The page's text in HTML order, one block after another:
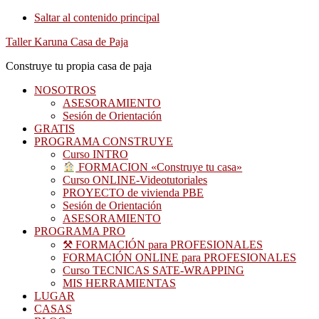
Saltar al contenido principal
Taller Karuna Casa de Paja
Construye tu propia casa de paja
NOSOTROS
ASESORAMIENTO
Sesión de Orientación
GRATIS
PROGRAMA CONSTRUYE
Curso INTRO
FORMACION «Construye tu casa»
Curso ONLINE-Videotutoriales
PROYECTO de vivienda PBE
Sesión de Orientación
ASESORAMIENTO
PROGRAMA PRO
⚒ FORMACIÓN para PROFESIONALES
FORMACIÓN ONLINE para PROFESIONALES
Curso TECNICAS SATE-WRAPPING
MIS HERRAMIENTAS
LUGAR
CASAS